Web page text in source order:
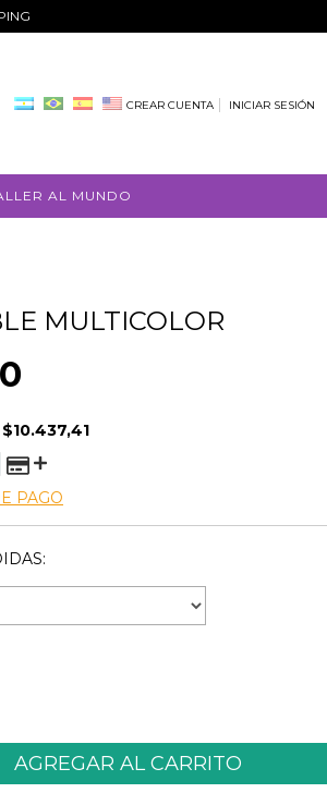
CREAR CUENTA INICIAR SESIÓN
AL MUNDO
MULTICOLOR
$10.437,41
PAGO